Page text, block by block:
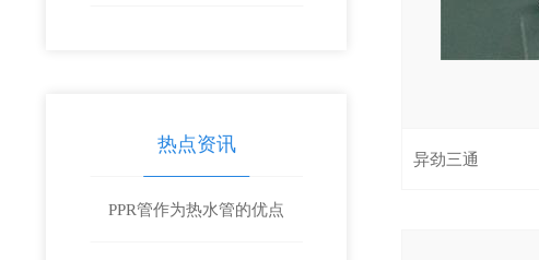
异劲三通
热点资讯
PPR管作为热水管的优点